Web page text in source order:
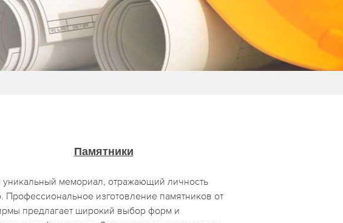
Памятники
уникальный мемориал, отражающий личность
Профессиональное изготовление памятников от
предлагает широкий выбор форм и